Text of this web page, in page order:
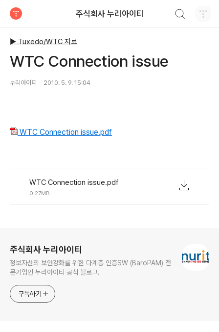
주식회사 누리아이티
▶ Tuxedo/WTC 자료
WTC Connection issue
누리아이티 2010. 5. 9. 15:04
WTC Connection issue.pdf
WTC Connection issue.pdf
0.27MB
주식회사 누리아이티
정보자산의 보안강화를 위한 다계층 인증SW (BaroPAM) 전
문기업인 누리아이티 공식 블로그.
구독하기